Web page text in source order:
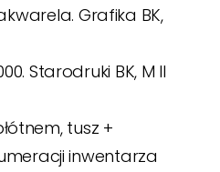
Grafika BK,
Starodruki BK, M II
tusz +
inwentarza